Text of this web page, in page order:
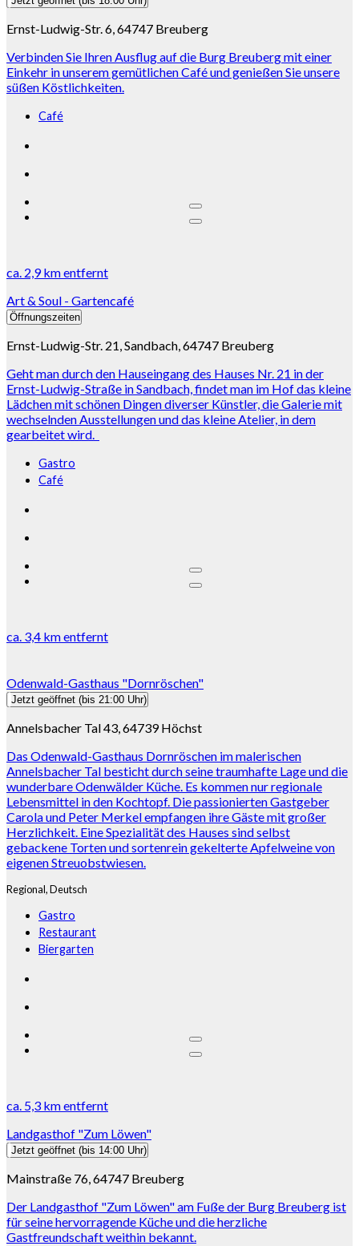
Ernst-Ludwig-Str. 6, 64747 Breuberg
Verbinden Sie Ihren Ausflug auf die Burg Breuberg mit einer
Einkehr in unserem gemütlichen Café und genießen Sie unsere
süßen Köstlichkeiten.
Café
ca. 2,9 kmentfernt
Art & Soul - Gartencafé
Öffnungszeiten
Ernst-Ludwig-Str. 21, Sandbach, 64747 Breuberg
Geht man durch den Hauseingang des Hauses Nr. 21 in der
Ernst-Ludwig-Straße in Sandbach, findet man im Hof das kleine
Lädchen mit schönen Dingen diverser Künstler, die Galerie mit
wechselnden Ausstellungen und das kleine Atelier, in dem
gearbeitet wird.
Gastro
Café
ca. 3,4 kmentfernt
Odenwald-Gasthaus "Dornröschen"
Jetzt geöffnet (bis 21:00 Uhr)
Annelsbacher Tal 43, 64739 Höchst
Das Odenwald-Gasthaus Dornröschen im malerischen
Annelsbacher Tal besticht durch seine traumhafte Lage und die
wunderbare Odenwälder Küche. Es kommen nur regionale
Lebensmittel in den Kochtopf. Die passionierten Gastgeber
Carola und Peter Merkel empfangen ihre Gäste mit großer
Herzlichkeit. Eine Spezialität des Hauses sind selbst
gebackene Torten und sortenrein gekelterte Apfelweine von
eigenen Streuobstwiesen.
Regional,Deutsch
Gastro
Restaurant
Biergarten
ca. 5,3 kmentfernt
Landgasthof "Zum Löwen"
Jetzt geöffnet (bis 14:00 Uhr)
Mainstraße 76, 64747 Breuberg
Der Landgasthof "Zum Löwen" am Fuße der Burg Breuberg ist
für seine hervorragende Küche und die herzliche
Gastfreundschaft weithin bekannt.